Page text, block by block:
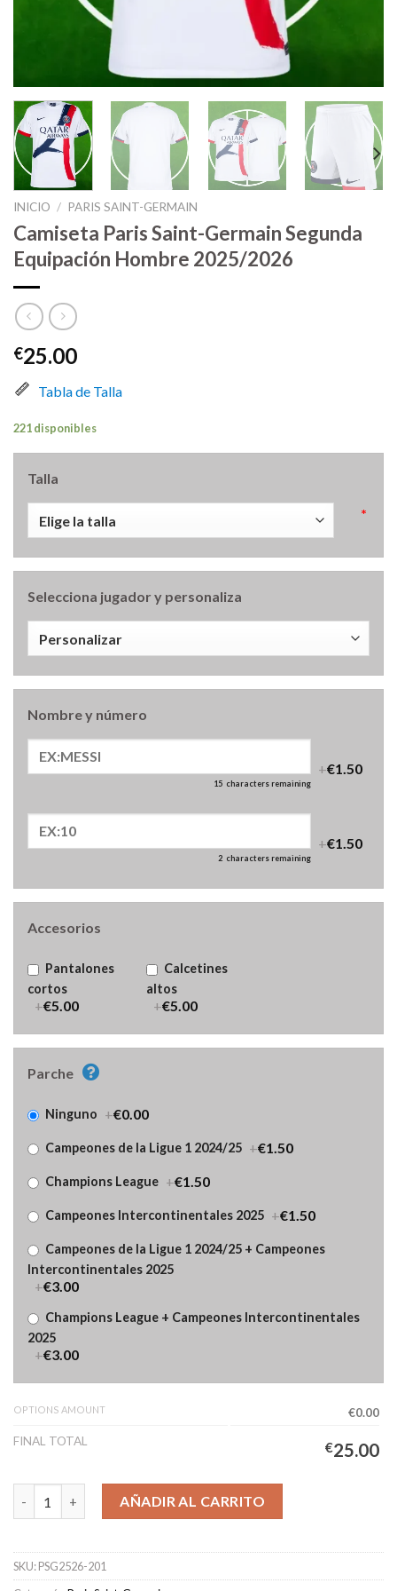
INICIO / PARIS SAINT-GERMAIN
Camiseta Paris Saint-Germain Segunda
Equipación Hombre 2025/2026
€25.00
Tabla de Talla
221 disponibles
Talla
*
Selecciona jugador y personaliza
Nombre y número
15 characters remaining
+€1.50
2 characters remaining
+€1.50
Accesorios
Pantalones
cortos
+€5.00
Calcetines
altos
+€5.00
Parche
Ninguno +€0.00
Campeones de la Ligue 1 2024/25 +€1.50
Champions League +€1.50
Campeones Intercontinentales 2025 +€1.50
Campeones de la Ligue 1 2024/25 + Campeones
Intercontinentales 2025
+€3.00
Champions League + Campeones Intercontinentales
2025
+€3.00
OPTIONS AMOUNT
€0.00
FINAL TOTAL
€25.00
Camiseta Paris Saint-Germain Segunda Equipación Hombre
AÑADIR AL CARRITO
SKU:PSG2526-201